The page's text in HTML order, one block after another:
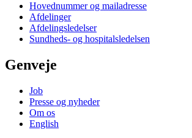
Hovednummer og mailadresse
Afdelinger
Afdelingsledelser
Sundheds- og hospitalsledelsen
Genveje
Job
Presse og nyheder
Om os
English